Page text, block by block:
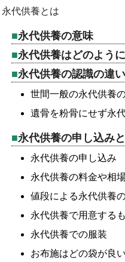
永代供養とは
永代供養の意味
永代供養はどのよう
永代供養の認識の違い
世間一般の永代供養
遺骨を粉骨にせず永
永代供養の申し込み
永代供養の申し込み
永代供養の料金や相
値段による永代供養
永代供養で用意する
永代供養での服装
お布施はどの袋が良